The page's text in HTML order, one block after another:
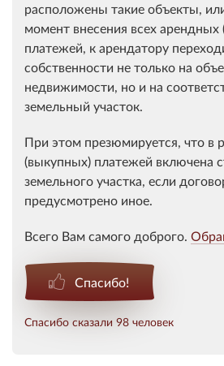
расположены такие объекты,
момент внесения всех
платежей, к арендатору
собственности не только на
недвижимости, но и на
земельный участок.
При этом презюмируется, что в
(выкупных) платежей включена
земельного участка, если
предусмотрено иное.
Всего Вам самого доброго.
Спасибо!
Спасибо сказали 98 человек